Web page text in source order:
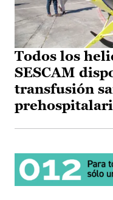
Todos los
SESCAM
transfusión